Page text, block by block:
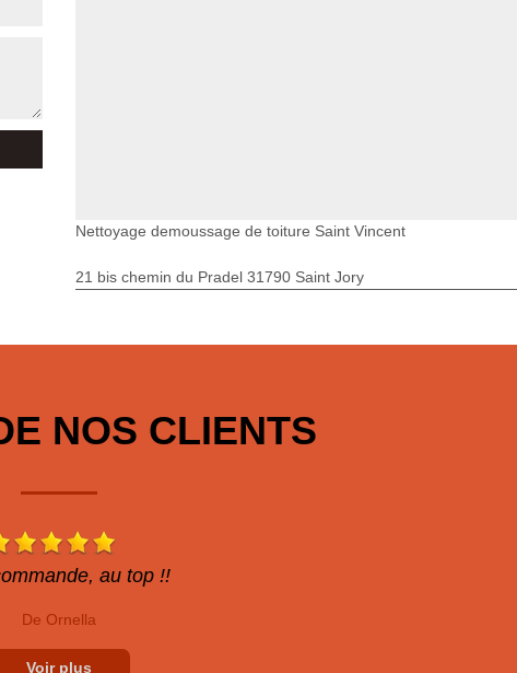
Nettoyage demoussage de toiture Saint Vincent
21 bis chemin du Pradel 31790 Saint Jory
NOS CLIENTS
au top !!
De Ornella
Voir plus